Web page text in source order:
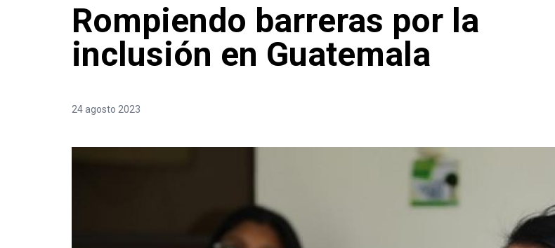
Rompiendo barreras por la
inclusión en Guatemala
24 agosto 2023